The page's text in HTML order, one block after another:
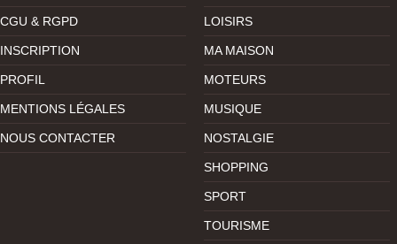
CGU & RGPD
INSCRIPTION
PROFIL
MENTIONS LÉGALES
NOUS CONTACTER
LOISIRS
MA MAISON
MOTEURS
MUSIQUE
NOSTALGIE
SHOPPING
SPORT
TOURISME